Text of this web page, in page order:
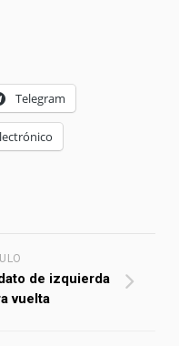
Telegram
de izquierda
vuelta